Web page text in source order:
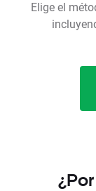
Elige el